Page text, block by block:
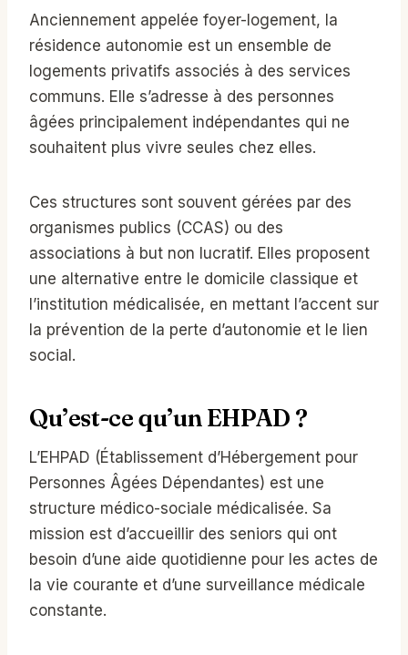
Anciennement appelée foyer-logement, la
résidence autonomie est un ensemble de
logements privatifs associés à des services
communs. Elle s’adresse à des personnes
âgées principalement indépendantes qui ne
souhaitent plus vivre seules chez elles.
Ces structures sont souvent gérées par des
organismes publics (CCAS) ou des
associations à but non lucratif. Elles proposent
une alternative entre le domicile classique et
l’institution médicalisée, en mettant l’accent sur
la prévention de la perte d’autonomie et le lien
social.
Qu’est-ce qu’un EHPAD ?
L’EHPAD (Établissement d’Hébergement pour
Personnes Âgées Dépendantes) est une
structure médico-sociale médicalisée. Sa
mission est d’accueillir des seniors qui ont
besoin d’une aide quotidienne pour les actes de
la vie courante et d’une surveillance médicale
constante.